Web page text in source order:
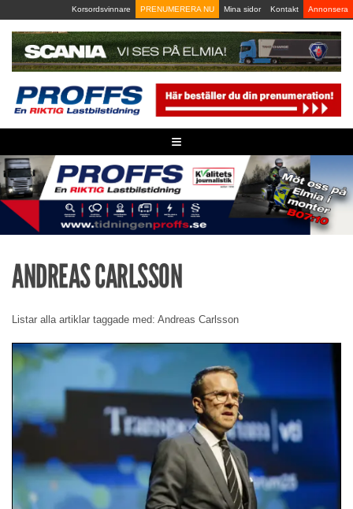
to
content
Korsordsvinnare PRENUMERERA NU Mina sidor Kontakt Annonsera
≡
ANDREAS CARLSSON
Listar alla artiklar taggade med: Andreas Carlsson